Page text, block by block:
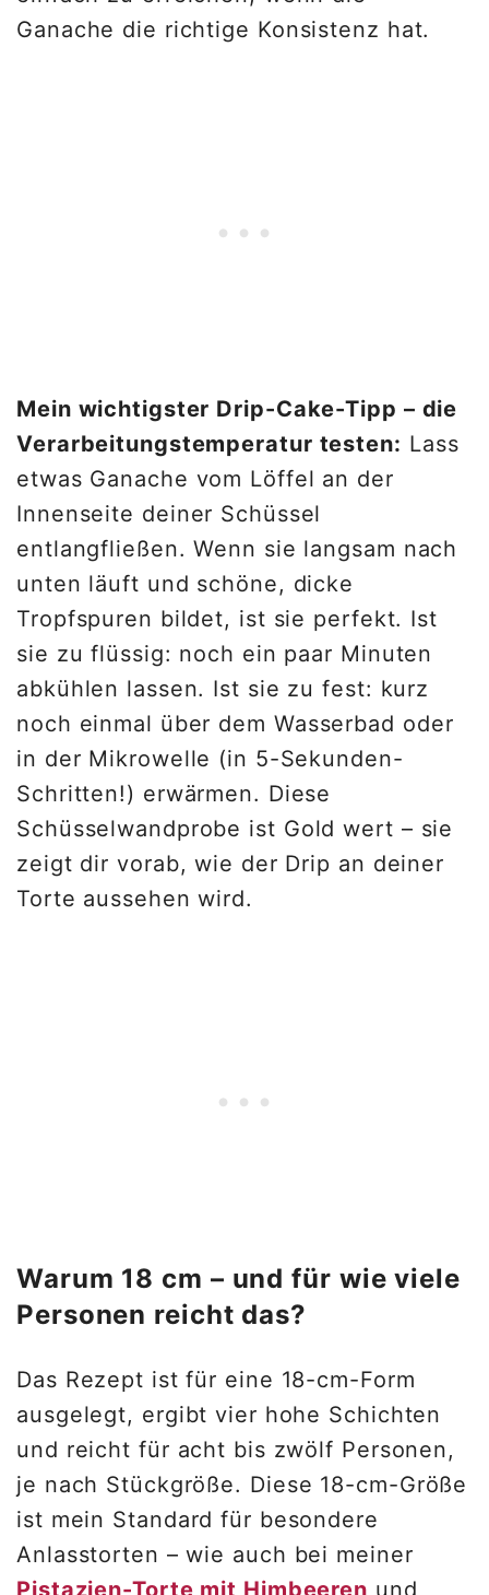
Ganache die richtige Konsistenz hat.
Mein wichtigster Drip-Cake-Tipp – die
Verarbeitungstemperatur testen: Lass
etwas Ganache vom Löffel an der
Innenseite deiner Schüssel
entlangfließen. Wenn sie langsam nach
unten läuft und schöne, dicke
Tropfspuren bildet, ist sie perfekt. Ist
sie zu flüssig: noch ein paar Minuten
abkühlen lassen. Ist sie zu fest: kurz
noch einmal über dem Wasserbad oder
in der Mikrowelle (in 5-Sekunden-
Schritten!) erwärmen. Diese
Schüsselwandprobe ist Gold wert – sie
zeigt dir vorab, wie der Drip an deiner
Torte aussehen wird.
Warum 18 cm – und für wie viele
Personen reicht das?
Das Rezept ist für eine 18-cm-Form
ausgelegt, ergibt vier hohe Schichten
und reicht für acht bis zwölf Personen,
je nach Stückgröße. Diese 18-cm-Größe
ist mein Standard für besondere
Anlasstorten – wie auch bei meiner
Pistazien-Torte mit Himbeeren und